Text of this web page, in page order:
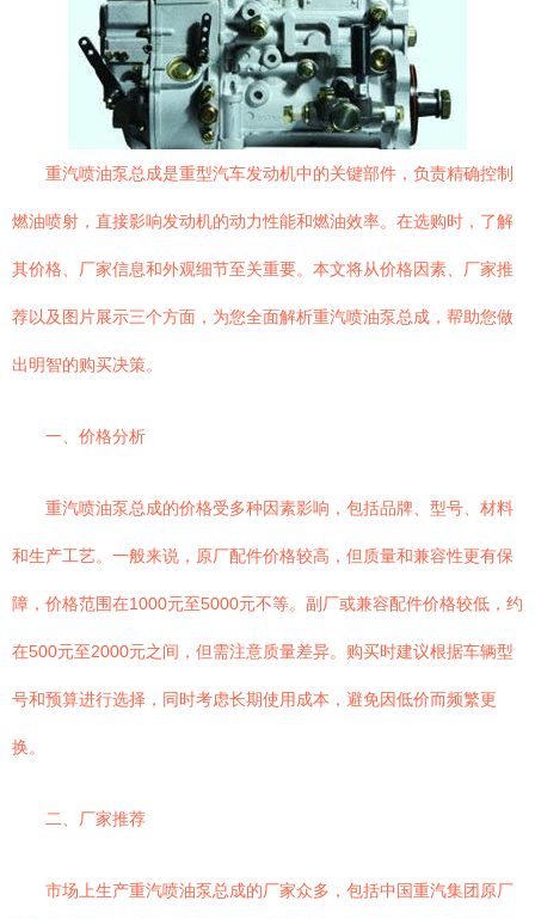
重汽喷油泵总成是重型汽车发动机中的关键部件，负责精确控制
燃油喷射，直接影响发动机的动力性能和燃油效率。在选购时，了解
其价格、厂家信息和外观细节至关重要。本文将从价格因素、厂家推
荐以及图片展示三个方面，为您全面解析重汽喷油泵总成，帮助您做
出明智的购买决策。
一、价格分析
重汽喷油泵总成的价格受多种因素影响，包括品牌、型号、材料
和生产工艺。一般来说，原厂配件价格较高，但质量和兼容性更有保
障，价格范围在1000元至5000元不等。副厂或兼容配件价格较低，约
在500元至2000元之间，但需注意质量差异。购买时建议根据车辆型
号和预算进行选择，同时考虑长期使用成本，避免因低价而频繁更
换。
二、厂家推荐
市场上生产重汽喷油泵总成的厂家众多，包括中国重汽集团原厂